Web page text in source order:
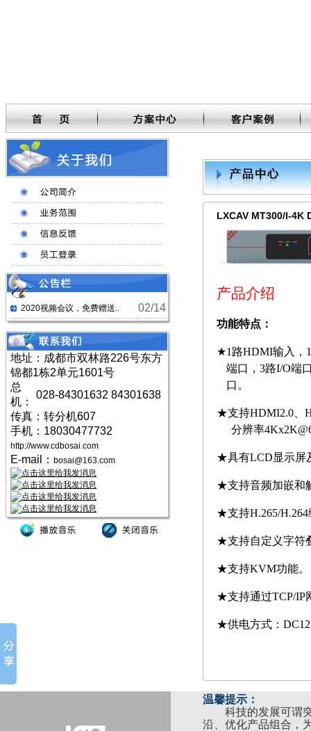
2020视频会议，免费赠送.. 02/14
地址：成都市双林路226号东方
锦都1栋2单元1601号
总
机：
028-84301632 84301638
传真：转分机607
手机：18030477732
http://www.cdbosai.com
E-mail： bosai@163.com
LXCAV MT300/I-4K
产品介绍
功能特点：
★1 路HDMI输入， 1
端口， 3路I/O端
口。
★支持HDMI2.0
分辨率
★具有LCD显示屏
★支持音频加嵌和
★支持H.265/H.264
★支持自定义字符
★支持KVM功能。
★支持通过TCP/IP
★供电方式：
温馨提示：
科技的发展可谓突
沿、优化产品组合，